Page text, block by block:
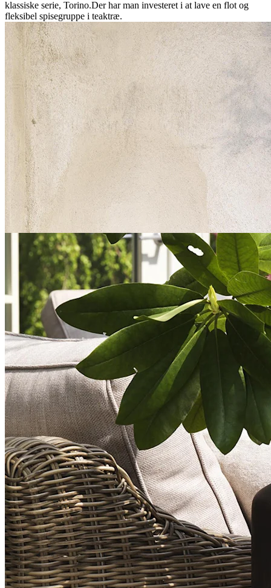
klassiske serie, Torino.Der har man investeret i at lave en flot og
fleksibel spisegruppe i teaktræ.
Foldemøbler af teaktræ
Turin er ekstremt fleksible udendørsmøbler, der har et pænt design
og kan foldes sammen. Samtidig giver møblerne det solide og
traditionelle udtryk, som mange ønsker af et teakmøbel, hvorfor
Torino er blevet meget populært.
Stor variation i Turin-serien
At Turin-serien indeholder et stort udvalg af udendørsmøbler har
også bidraget til udendørsmøblernes popularitet. Udover en række
forskellige stole og borde fås Turin som blandt andet bakkebord,
sofa, klapbord, bænk og blomsterhylde. Det meste af serien er
foldbar.
2. Tidløst materiale tager nye og moderne former
Mærke: Skargaarden
Teaktræ er et materiale, der længe har været brugt i udendørsmøbler
på grund af dets utrolige evne til at modstå vind, fugt og solens
stærke UV-stråler. Det eneste, der ændrer sig, er, at overfladen får en
sølvgrå tone, mens holdbarheden og kvaliteten er konstant. Dette
materiale er særdeles velegnet til udendørsmøbler i norden, som skal
tåle et hårdt klima, der byder på mere end blot sol i
sommermånederne.
Selvom teaktræ er et klassisk materiale, stopper designet ikke ved